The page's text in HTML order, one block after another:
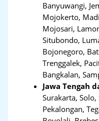
Banyuwangi,
Mojokerto,
Mojosari,
Situbondo,
Bojonegoro,
Trenggalek,
Bangkalan,
Jawa Tengah
Surakarta, Solo,
Pekalongan,